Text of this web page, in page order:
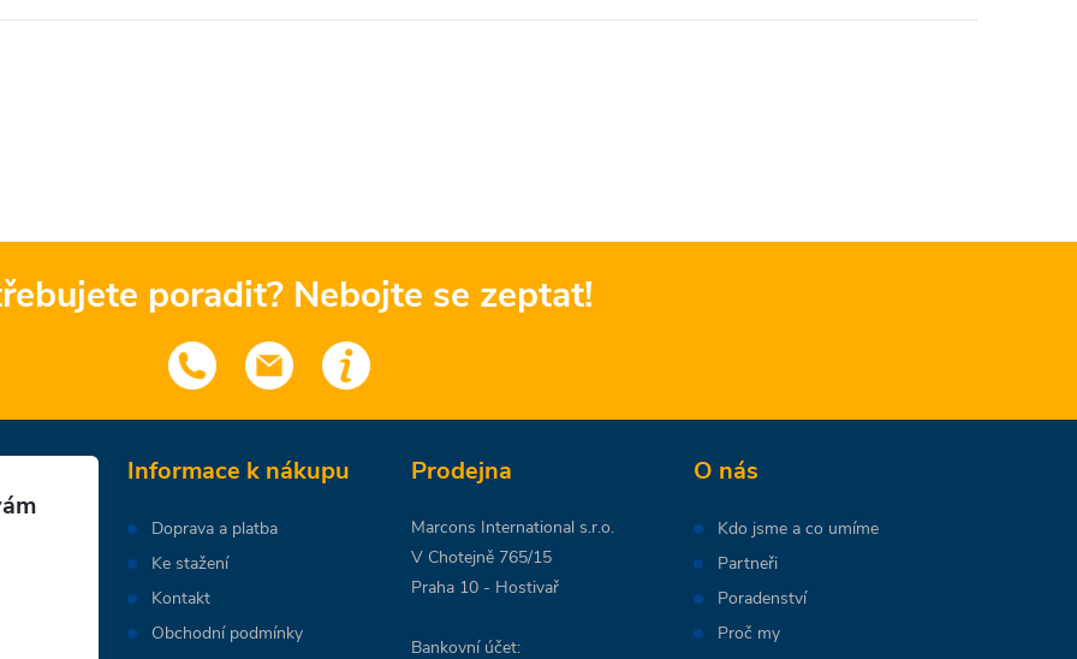
poradit? Nebojte se zeptat!
Informace k nákupu
Doprava a platba
Ke stažení
Kontakt
Obchodní podmínky
Prodejna
Marcons International s.r.o.
V Chotejně 765/15
Praha 10 - Hostivař
Bankovní účet:
O nás
Kdo jsme a co umíme
Partneři
Poradenství
Proč my